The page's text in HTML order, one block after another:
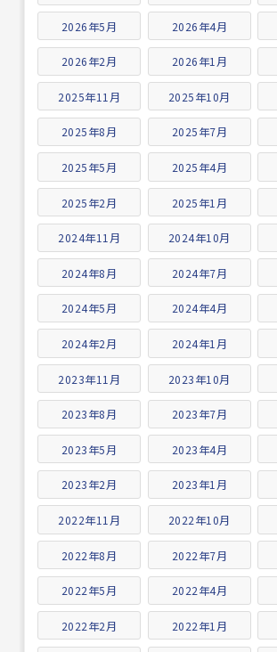
2026年5月 2026年4月
2026年2月 2026年1月
2025年11月 2025年10月
2025年8月 2025年7月
2025年5月 2025年4月
2025年2月 2025年1月
2024年11月 2024年10月
2024年8月 2024年7月
2024年5月 2024年4月
2024年2月 2024年1月
2023年11月 2023年10月
2023年8月 2023年7月
2023年5月 2023年4月
2023年2月 2023年1月
2022年11月 2022年10月
2022年8月 2022年7月
2022年5月 2022年4月
2022年2月 2022年1月